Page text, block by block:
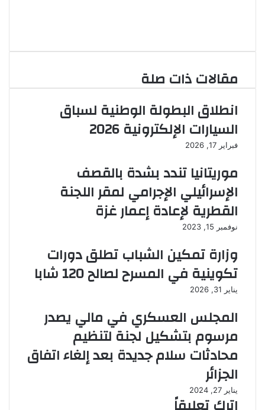
مقالات ذات صلة
انطلاق البطولة الوطنية لسباق
السيارات الإلكترونية 2026
فبراير 17, 2026
موريتانيا تندد بشدة بالقصف
الإسرائيلي الإجرامي لمقر اللجنة
القطرية لإعادة إعمار غزة
نوفمبر 15, 2023
وزارة تمكين الشباب تطلق دورات
تكوينية في المسرح لصالح 120 شابا
يناير 31, 2026
المجلس العسكري في مالي يصدر
مرسوم بتشكيل لجنة لتنظيم
محادثات سلام جديدة بعد إلغاء اتفاق
الجزائر
يناير 27, 2024